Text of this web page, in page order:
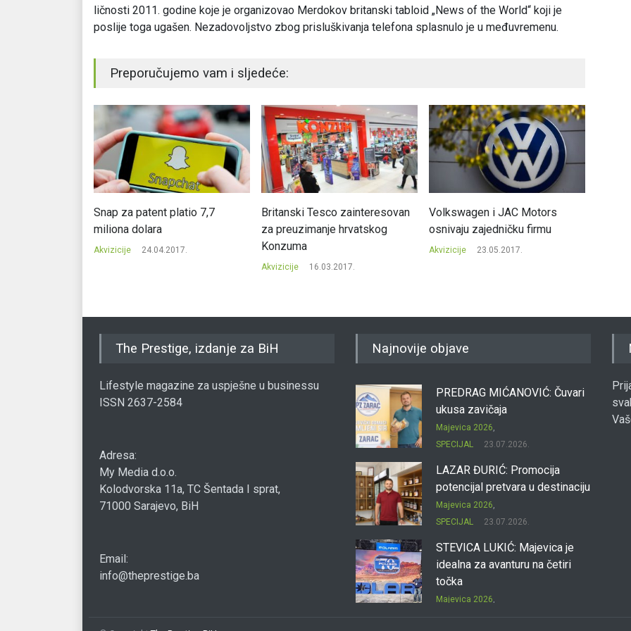
ličnosti 2011. godine koje je organizovao Merdokov britanski tabloid „News of the World“ koji je
poslije toga ugašen. Nezadovoljstvo zbog prisluškivanja telefona splasnulo je u međuvremenu.
Preporučujemo vam i sljedeće:
Snap za patent platio 7,7
miliona dolara
Akvizicije 24.04.2017.
Britanski Tesco zainteresovan
za preuzimanje hrvatskog
Konzuma
Akvizicije 16.03.2017.
Volkswagen i JAC Motors
osnivaju zajedničku firmu
Akvizicije 23.05.2017.
The Prestige, izdanje za BiH
Lifestyle magazine za uspješne u businessu
ISSN 2637-2584
Adresa:
My Media d.o.o.
Kolodvorska 11a, TC Šentada I sprat,
71000 Sarajevo, BiH
Email:
info@theprestige.ba
Najnovije objave
PREDRAG MIĆANOVIĆ: Čuvari
ukusa zavičaja
Majevica 2026
SPECIJAL
23.07.2026.
LAZAR ĐURIĆ: Promocija
potencijal pretvara u destinaciju
Majevica 2026
SPECIJAL
23.07.2026.
STEVICA LUKIĆ: Majevica je
idealna za avanturu na četiri
točka
Majevica 2026